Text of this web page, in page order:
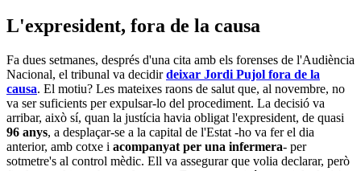
L'expresident, fora de la causa
Fa dues setmanes, després d'una cita amb els forenses de l'Audiència
Nacional, el tribunal va decidirdeixar Jordi Pujol fora de la
causa. El motiu? Les mateixes raons de salut que, al novembre, no
va ser suficients per expulsar-lo del procediment. La decisió va
arribar, això sí, quan la justícia havia obligat l'expresident, de quasi
96 anys, a desplaçar-se a la capital de l'Estat -ho va fer el dia
anterior, amb cotxe i acompanyat per una infermera- per
sotmetre's al control mèdic. Ell va assegurar que volia declarar, però